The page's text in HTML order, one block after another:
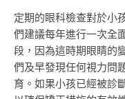
定期的眼科檢查對於小
們建議每年進行一次全
段，因為這時期眼睛的
們及早發現任何視力問
育。如果小孩已經被診